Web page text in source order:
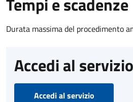
Durata massima del procedimento
Accedi al servizio
Accedi al servizio